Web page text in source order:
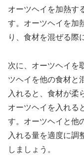
オーツヘイを加熱
す。オーツヘイを加
り、食材を混ぜる際
次に、オーツヘイを
ツヘイを他の食材と
入れると、食材が柔
オーツヘイを入れる
す。オーツヘイと他
入れる量を適度に調
しましょう。